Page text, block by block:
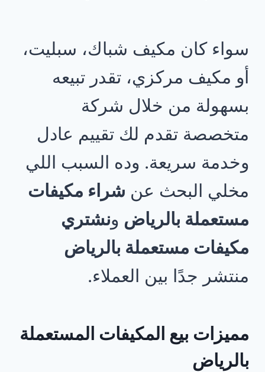
سواء كان مكيف شباك، سبليت،
أو مكيف مركزي، تقدر تبيعه
بسهولة من خلال شركة
متخصصة تقدم لك تقييم عادل
وخدمة سريعة. وده السبب اللي
مخلي البحث عن شراء مكيفات
مستعملة بالرياض ونشتري
مكيفات مستعملة بالرياض
منتشر جدًا بين العملاء.
مميزات بيع المكيفات المستعملة
بالرياض